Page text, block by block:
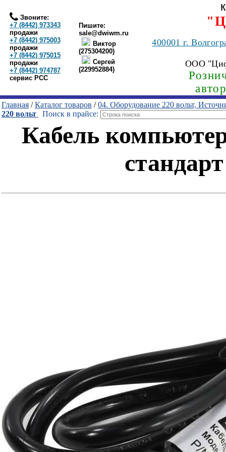
Звоните:
+7 (8442) 973343
продажи
+7 (8442) 975003
продажи
+7 (8442) 975015
продажи
+7 (8442) 974787
сервис РСС
Пишите:
sale@dwiwm.ru
Виктор
(275304200)
Сергей
(229952884)
400001г.
ООО
Главная /Каталог товаров /04. Оборудование 220 вольт,
220 вольт
Поиск в прайсе:
Кабель